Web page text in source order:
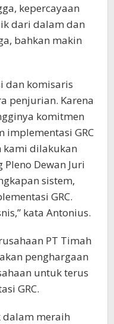
kepercayaan
dari dalam dan
bahkan makin
dan komisaris
penjurian. Karena
komitmen
implementasi GRC
kami dilakukan
Dewan Juri
sistem,
GRC.
kata Antonius.
PT Timah
penghargaan
untuk terus
GRC.
dalam meraih